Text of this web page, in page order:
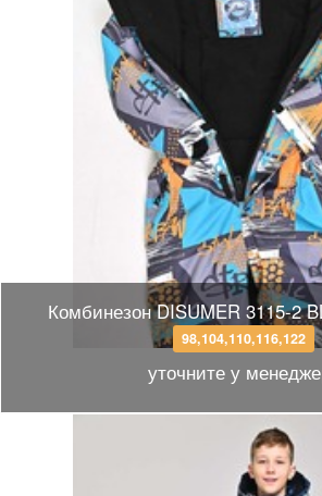
Комбинезон DISUMER 3115-2
98,104,110,116,122
уточните у